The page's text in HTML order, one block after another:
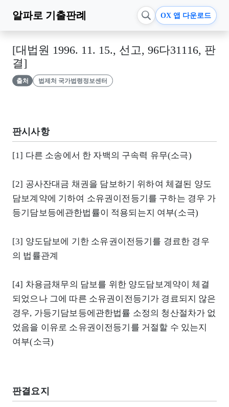
알파로 기출판례 OX 앱 다운로드
[대법원 1996. 11. 15., 선고, 96다31116, 판
결]
출처 법제처 국가법령정보센터
판시사항
[1] 다른 소송에서 한 자백의 구속력 유무(소극)
[2] 공사잔대금 채권을 담보하기 위하여 체결된 양도
담보계약에 기하여 소유권이전등기를 구하는 경우 가
등기담보등에관한법률이 적용되는지 여부(소극)
[3] 양도담보에 기한 소유권이전등기를 경료한 경우
의 법률관계
[4] 차용금채무의 담보를 위한 양도담보계약이 체결
되었으나 그에 따른 소유권이전등기가 경료되지 않은
경우, 가등기담보등에관한법률 소정의 청산절차가 없
었음을 이유로 소유권이전등기를 거절할 수 있는지
여부(소극)
판결요지